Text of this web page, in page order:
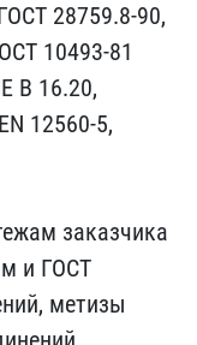
28759.8-90,
10493-81
B 16.20,
1​2560-5,
заказчика
и ГОСТ
метизы​